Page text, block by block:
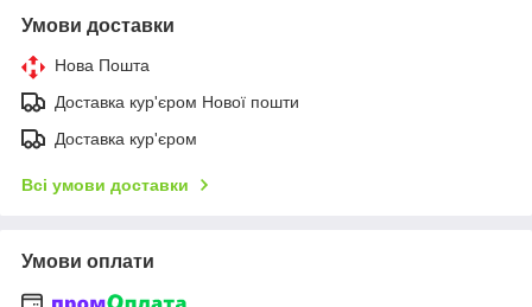
Умови доставки
Нова Пошта
Доставка кур'єром Нової пошти
Доставка кур'єром
Всі умови доставки
Умови оплати